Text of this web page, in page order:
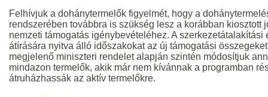
Felhívjuk a dohánytermelők figyelmét, hogy a
rendszerében továbbra is szükség lesz a korábban kiosztott
nemzeti támogatás igénybevételéhez. A
átírására nyitva álló időszakokat az új támogatási
megjelenő miniszteri rendelet alapján szintén módosítjuk
mindazon termelők, akik már nem kívánnak a programban
átruházhassák az aktív termelőkre.